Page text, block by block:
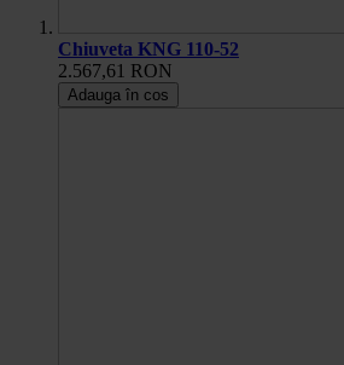
Chiuveta KNG 110-52
2.567,61 RON
Adauga în cos